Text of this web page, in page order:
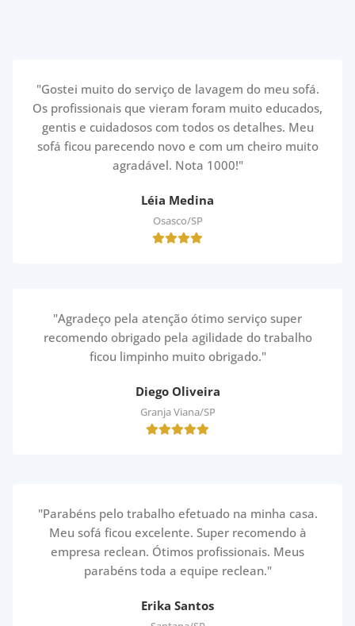
"Gostei muito do serviço de lavagem do meu sofá.
Os profissionais que vieram foram muito educados,
gentis e cuidadosos com todos os detalhes. Meu
sofá ficou parecendo novo e com um cheiro muito
agradável. Nota 1000!"
Léia Medina
Osasco/SP
"Agradeço pela atenção ótimo serviço super
recomendo obrigado pela agilidade do trabalho
ficou limpinho muito obrigado."
Diego Oliveira
Granja Viana/SP
"Parabéns pelo trabalho efetuado na minha casa.
Meu sofá ficou excelente. Super recomendo à
empresa reclean. Ótimos profissionais. Meus
parabéns toda a equipe reclean."
Erika Santos